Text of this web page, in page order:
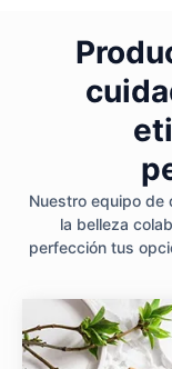
Nuestro equipo de
la belleza
perfección tus